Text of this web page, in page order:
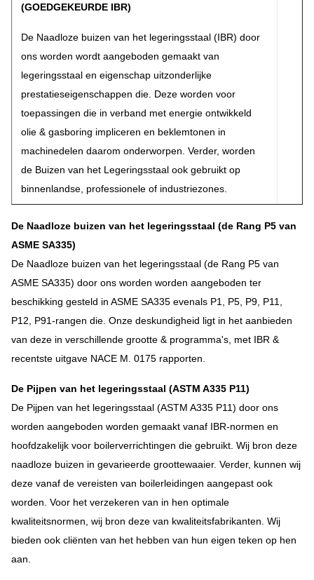
(GOEDGEKEURDE IBR)
De Naadloze buizen van het legeringsstaal (IBR) door
ons worden wordt aangeboden gemaakt van
legeringsstaal en eigenschap uitzonderlijke
prestatieseigenschappen die. Deze worden voor
toepassingen die in verband met energie ontwikkeld
olie & gasboring impliceren en beklemtonen in
machinedelen daarom onderworpen. Verder, worden
de Buizen van het Legeringsstaal ook gebruikt op
binnenlandse, professionele of industriezones.
De Naadloze buizen van het legeringsstaal (de Rang P5 van
ASME SA335)
De Naadloze buizen van het legeringsstaal (de Rang P5 van
ASME SA335) door ons worden worden aangeboden ter
beschikking gesteld in ASME SA335 evenals P1, P5, P9, P11,
P12, P91-rangen die. Onze deskundigheid ligt in het aanbieden
van deze in verschillende grootte & programma's, met IBR &
recentste uitgave NACE M. 0175 rapporten.
De Pijpen van het legeringsstaal (ASTM A335 P11)
De Pijpen van het legeringsstaal (ASTM A335 P11) door ons
worden aangeboden worden gemaakt vanaf IBR-normen en
hoofdzakelijk voor boilerverrichtingen die gebruikt. Wij bron deze
naadloze buizen in gevarieerde groottewaaier. Verder, kunnen wij
deze vanaf de vereisten van boilerleidingen aangepast ook
worden. Voor het verzekeren van in hen optimale
kwaliteitsnormen, wij bron deze van kwaliteitsfabrikanten. Wij
bieden ook cliënten van het hebben van hun eigen teken op hen
aan.